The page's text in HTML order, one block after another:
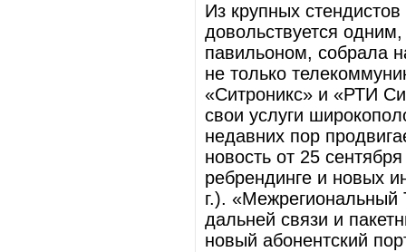
Из крупных
довольствуется
павильоном, собрала
не только
«Ситроникс» и «РТИ
свои услуги
недавних пор
новость от 25
ребрендинге и новых
г.). «Межрегиональный
дальней связи и
новый абонентский